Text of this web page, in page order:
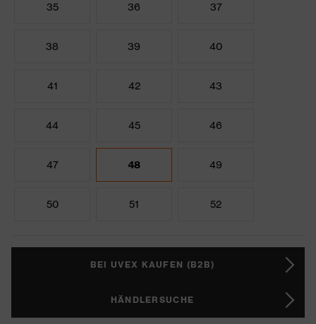
35 36 37
38 39 40
41 42 43
44 45 46
47 48 49
50 51 52
BEI UVEX KAUFEN (B2B)
HÄNDLERSUCHE